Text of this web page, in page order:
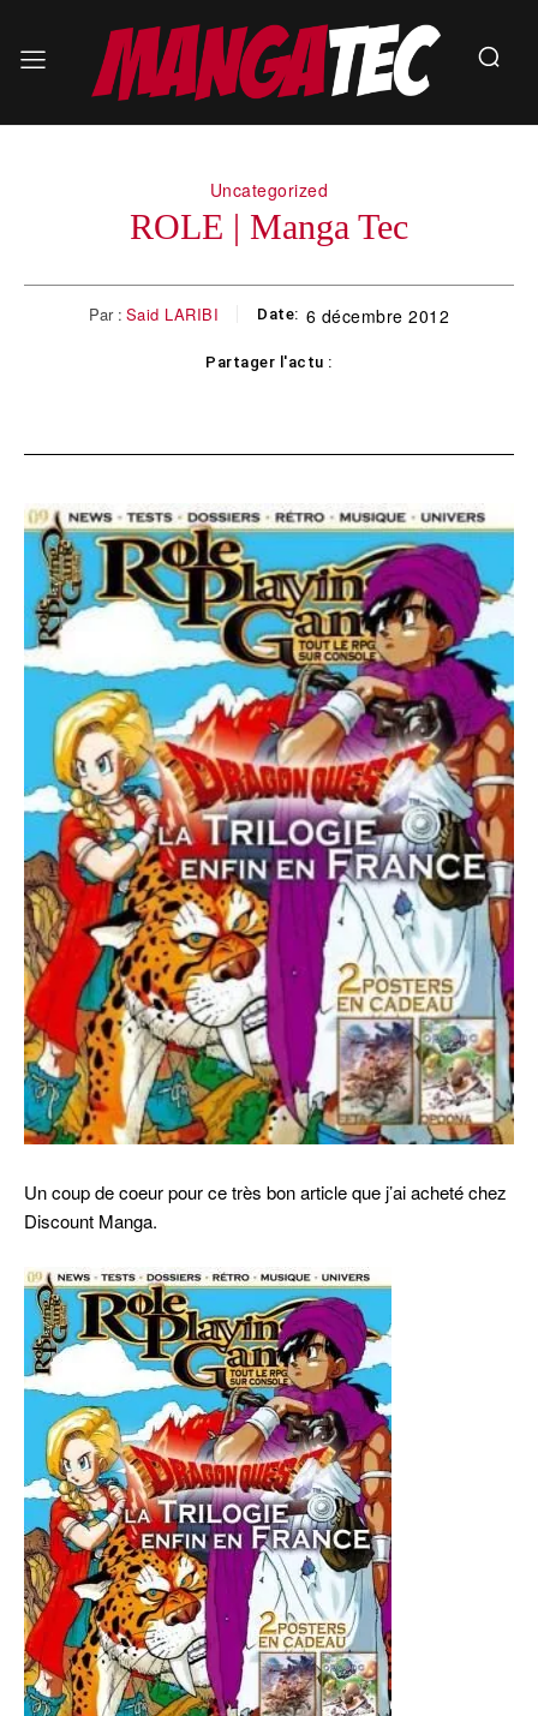
Uncategorized
ROLE | Manga Tec
Par : Said LARIBI Date: 6 décembre 2012
Partager l'actu :
Un coup de coeur pour ce très bon article que j’ai acheté chez
Discount Manga.